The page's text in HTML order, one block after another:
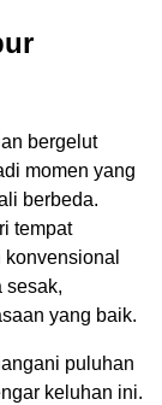
bergelut
momen yang
berbeda.
tempat
sesak,
yang baik.
puluhan
keluhan ini.